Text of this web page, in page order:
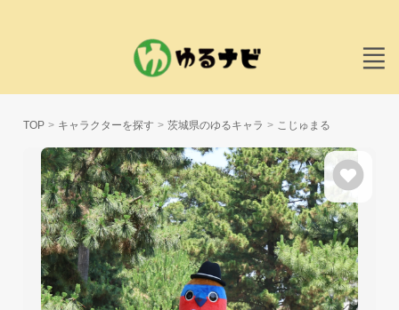
TOP キャラクターを探す 茨城県のゆるキャラ こじゅまる